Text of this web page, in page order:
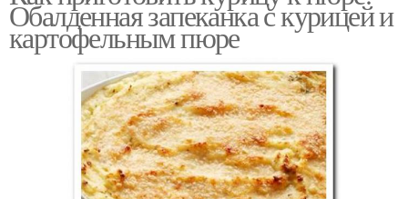
Обалденная запеканка с курицей и
картофельным пюре